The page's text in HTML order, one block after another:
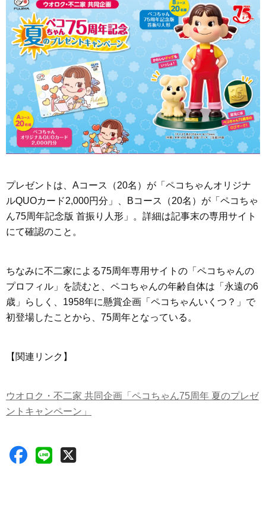
プレゼントは、Aコース（20名）が「ペコちゃんオリジナ
ルQUOカード2,000円分」、Bコース（20名）が「ペコちゃ
ん75周年記念版 首振り人形」。詳細は記事末の専用サイト
にて確認のこと。
ちなみに不二家による75周年専用サイトの「ペコちゃんの
プロフィル」を読むと、ペコちゃんの年齢自体は「永遠の6
歳」らしく、1958年に懸賞企画「ペコちゃんいくつ？」で
初登場したことから、75周年となっている。
【関連リンク】
ウオロク・不二家 共同企画「ペコちゃん75周年 夏のプレゼ
ントキャンペーン」